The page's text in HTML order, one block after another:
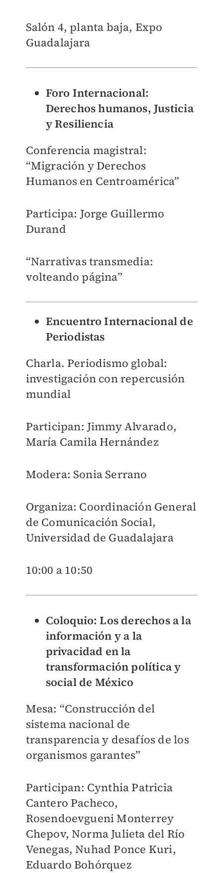
Salón 4, planta baja, Expo
Guadalajara
Foro Internacional:
Derechos humanos, Justicia
y Resiliencia
Conferencia magistral:
“Migración y Derechos
Humanos en Centroamérica”
Participa: Jorge Guillermo
Durand
“Narrativas transmedia:
volteando página”
Encuentro Internacional de
Periodistas
Charla. Periodismo global:
investigación con repercusión
mundial
Participan: Jimmy Alvarado,
María Camila Hernández
Modera: Sonia Serrano
Organiza: Coordinación General
de Comunicación Social,
Universidad de Guadalajara
10:00 a 10:50
Coloquio: Los derechos a la
información y a la
privacidad en la
transformación política y
social de México
Mesa: “Construcción del
sistema nacional de
transparencia y desafíos de los
organismos garantes”
Participan: Cynthia Patricia
Cantero Pacheco,
Rosendoevgueni Monterrey
Chepov, Norma Julieta del Río
Venegas, Nuhad Ponce Kuri,
Eduardo Bohórquez